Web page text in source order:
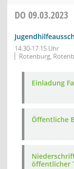
DO 09.03.2023
14:30-17:15 Uhr
Rotenburg,
Einladung
Öffentliche
öffentlicher